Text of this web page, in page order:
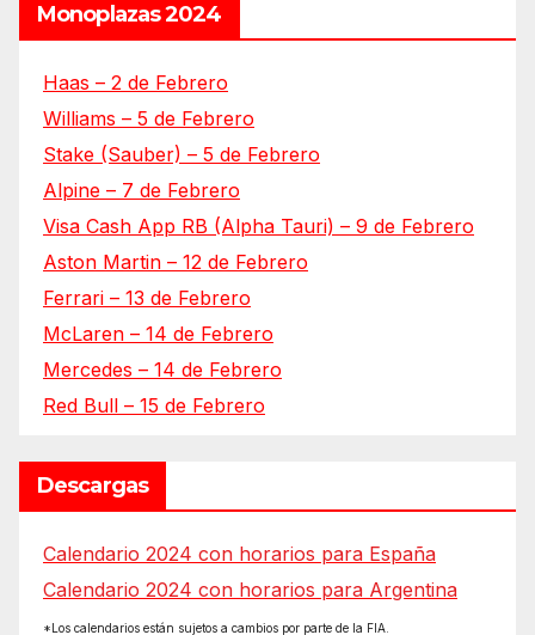
Monoplazas 2024
Haas – 2 de Febrero
Williams – 5 de Febrero
Stake (Sauber) – 5 de Febrero
Alpine – 7 de Febrero
Visa Cash App RB (Alpha Tauri) – 9 de Febrero
Aston Martin – 12 de Febrero
Ferrari – 13 de Febrero
McLaren – 14 de Febrero
Mercedes – 14 de Febrero
Red Bull – 15 de Febrero
Descargas
Calendario 2024 con horarios para España
Calendario 2024 con horarios para Argentina
*Los calendarios están sujetos a cambios por parte de la FIA.